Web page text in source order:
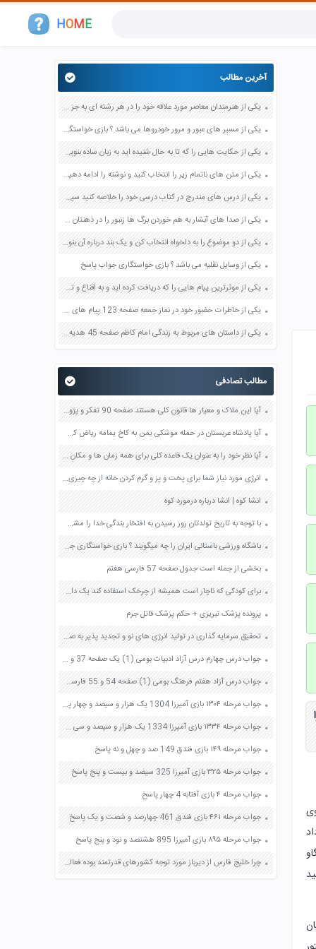
HOME
آخرین مطالب
یکی از هنرمندان معاصر مورد علاقه خود را در هر رشته ای به جز عکاسی صفحه 69 فرهنگ و هنر نهم
یکی از مسیر های عبور و مرور خودروها می باشد ؟ بازی خواستگاری جواب پاسخ
یکی از حکایت هایی را که تا به حال شنیده اید به زبان ساده بنویسید صفحه 97 نگارش ششم دبستان
یکی از متن های ناتمام زیر را انتخاب کنید و نوشته را ادامه دهید صفحه 73 و 74 کتاب نگارش فارسی پنجم دبستان
یکی از درس های مندرج در کتاب درسی خود را خلاصه کنید سپس متن خلاصه شده را با بهره گیری از روش های دسته بندی نمودار جدول نقشه مفهومی نشان دهید صفحه 118 نگارش یازدهم
یکی از صدا های آبشار به هم خوردن برگ ها زنبور را در ذهنتان مجسم کنید و درباره آن یک بند بنویسید صفحه 11 نگارش پنجم
یکی از دو موضوع را به دلخواه انتخاب کن و یک بند درباره آن بنویس صفحه 35 کتاب نگارش فارسی سوم
یکی از وسایل نقلیه می باشد ؟ بازی خواستگاری جواب پاسخ
یکی از موثرترین پیام هایی را که دریافت کرده اید و به اقناع و تغییری جدی در شما منجر شده است برسی کنید و علت این تاثیر گذاری قابل توجه را بنویسید صفحه 52 تفکر و سواد رسانه ای دهم
یکی از خاطرات حضور خود در نماز جمعه صفحه 123 پیام های آسمان هفتم
یکی از داستان های مربوط به زندگی امام کاظم صفحه 45 هدیه های آسمان چهارم
مطالب تصادفی
آیا این ملاک و معیار ها قانون کلی هستند صفحه 90 تفکر و پژوهش ششم
آیا پادشاه عربستان در حمله موشکی یمن به کاخ یمامه ریاض کشته شده است ؟
آیا نظر خود را به عنوان یک قاعده کلی برای همه زمان ها و مکان ها و افراد ثابت می دانید چرا صفحه 59 تفکر و سبک زندگی هفتم
انرژی مورد نیاز شما برای پخت و پز و گرم کردن خانه از چه چیزی به دست می آید صفحه 21 علوم چهارم
انشا کوه | انشا درباره درمورد کوه
با توجه به تاریخ تولدتان روز رسیدن به افتخار بندگی خدا را مشخص کنید صفحه 96 پیام های آسمان هفتم
باشگاه ورزشی باستانی ایران را چه میگویند ؟ بازی خواستگاری جواب پاسخ
بخشی از جمله است جدول صفحه 57 فارسی هفتم
برای کودکی که ناچار است همیشه از چرخک استفاده کند یک داستان کوتاه با موضوع تاب آوری تحمل و امید بنویسید صفحه 129 تفکر و سبک زندگی هفتم
پرونده پزشک تبریزی + حکم پزشک قاتل جرم
تحقیق سرمایه گذاری در تولید انرژی های نو و تجدید پذیر به صرفه تر است صفحه 64 علوم هشتم
جواب درس چهارم درس آزاد ادبیات بومی (1) یک صفحه 37 و 38 فارسی دهم
جواب درس آزاد هفتم فرهنگ بومی (1) صفحه 54 و 55 فارسی پنجم
جواب مرحله ۱۳۰۴ بازی آمیرزا 1304 یک هزار و سیصد و چهار پاسخ
جواب مرحله ۱۳۳۴ بازی آمیرزا 1334 یک هزار و سیصد و سی و چهار پاسخ
جواب مرحله ۱۴۹ بازی فندق 149 صد و چهل و نه پاسخ
جواب مرحله ۳۲۵ بازی آمیرزا 325 سیصد و بیست و پنج پاسخ
جواب مرحله ۴ بازی آفتابه 4 چهار پاسخ
جواب مرحله ۴۶۱ بازی فندق 461 چهارصد و شصت و یک پاسخ
جواب مرحله ۸۹۵ بازی آمیرزا 895 هشتصد و نود و پنج پاسخ
چرا خلیج فارس از دیرباز مورد توجه کشورهای قدرتمند بوده فعالیت 2 کتاب اجتماعی صفحه 92 ششم